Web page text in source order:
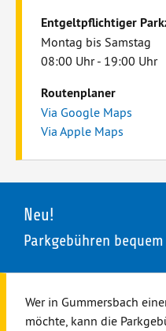
Entgeltpflichtiger
Montag bis Samstag
08:00 Uhr - 19:00 Uhr
Routenplaner
Via Google Maps
Via Apple Maps
Neu!
Parkgebühren
Wer in Gummersbach
möchte, kann die